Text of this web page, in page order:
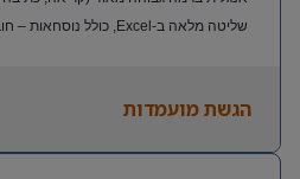
שליטה מלאה ב-Excel, כולל נוסחאות – חובה
הגשת מועמדות